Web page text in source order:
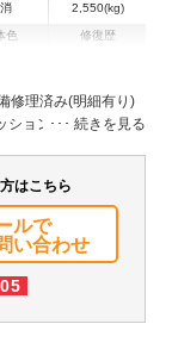
2,550(kg)
色 修復歴
はこちら
ルで
い合わせ